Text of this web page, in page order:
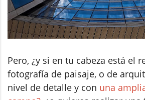
Pero, ¿y si en tu cabeza está el
fotografía de paisaje, o de
nivel de detalle y con una